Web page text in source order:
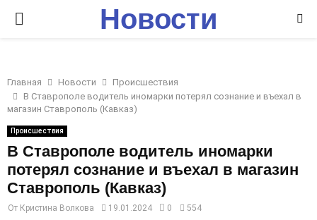
P
I
M
A
R
Новости
Главная Новости
Происшествия
В Ставрополе водитель иномарки потерял сознание и въехал в
магазин Ставрополь (Кавказ)
Происшествия
В Ставрополе водитель иномарки
потерял сознание и въехал в магазин
Ставрополь (Кавказ)
От Кристина Волкова 19.01.2024 0 554